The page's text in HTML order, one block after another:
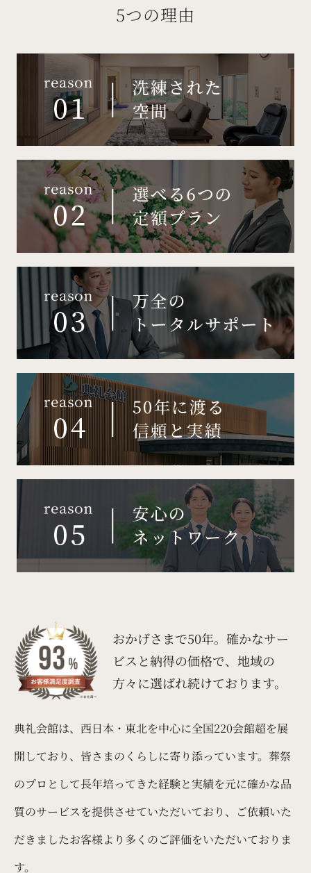
5つの理由
おかげさまで50年。確かなサー
ビスと納得の価格で、地域の
方々に選ばれ続けております。
典礼会館は、西日本・東北を中心に全国220会館超を展
開しており、皆さまのくらしに寄り添っています。葬祭
のプロとして長年培ってきた経験と実績を元に確かな品
質のサービスを提供させていただいており、ご依頼いた
だきましたお客様より多くのご評価をいただいておりま
す。